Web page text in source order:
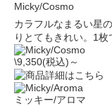
Micky/Cosmo
カラフルなまるい星
りとてもきれい。1枚
\9,350(税込)～
ミッキー/アロマ